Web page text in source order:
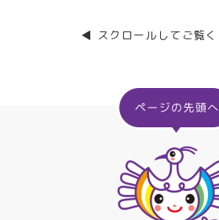
◀ スクロールしてご覧